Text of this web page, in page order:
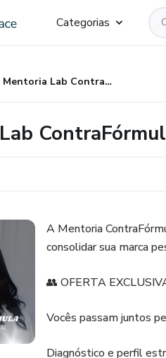
Categorias
Mentoria Lab ContraFórmula + Plano de Voo ContraFórmula
A Mentoria
consolidar sua marca
👥 OFERTA
Vocês passam juntos
Diagnóstico e perfil